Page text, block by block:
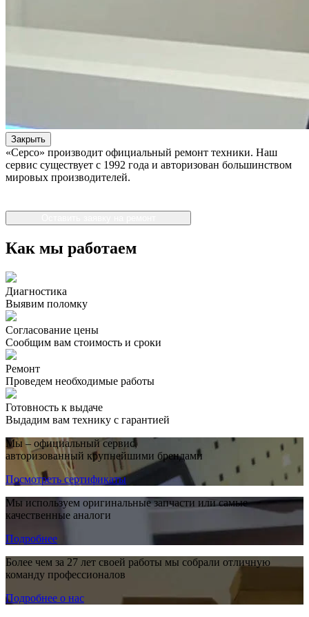
Закрыть
«Серсо» производит официальный ремонт техники. Наш
сервис существует с 1992 года и авторизован большинством
мировых производителей.
Как мы работаем
Диагностика
Выявим поломку
Согласование цены
Сообщим вам стоимость и сроки
Ремонт
Проведем необходимые работы
Готовность к выдаче
Выдадим вам технику с гарантией
Мы – официальный сервис,
авторизованный крупнейшими брендами
Посмотреть сертификаты
Мы используем оригинальные запчасти или самые
качественные аналоги
Подробнее
Более чем за 27 лет своей работы мы собрали отличную
команду профессионалов
Подробнее о нас